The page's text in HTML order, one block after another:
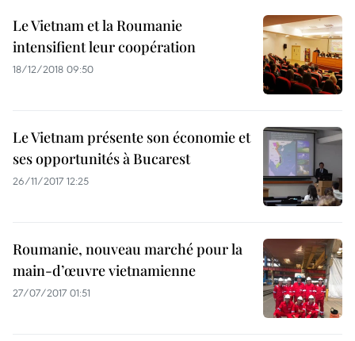
Le Vietnam et la Roumanie
intensifient leur coopération
18/12/2018 09:50
Le Vietnam présente son économie et
ses opportunités à Bucarest
26/11/2017 12:25
Roumanie, nouveau marché pour la
main-d’œuvre vietnamienne
27/07/2017 01:51